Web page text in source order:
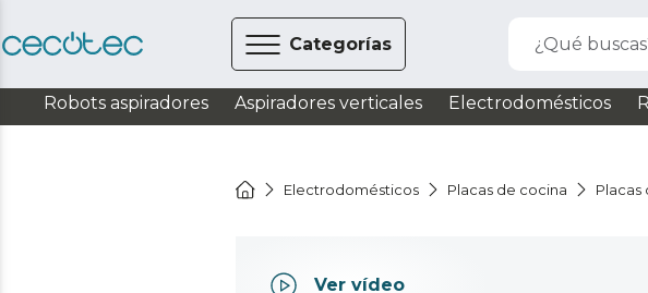
Categorías ¿Qué
Robots aspiradores Aspiradores verticales Electrodomésticos
Electrodomésticos Placas de cocina Placas
Ver vídeo